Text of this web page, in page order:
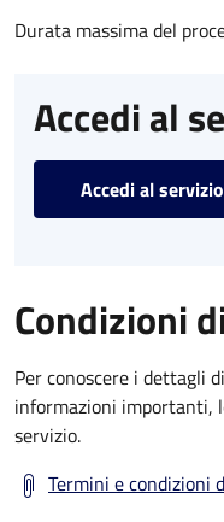
Durata massima del
Accedi al
Accedi al servizio
Condizioni
Per conoscere i dettagli
informazioni importanti,
servizio.
Termini e condizioni